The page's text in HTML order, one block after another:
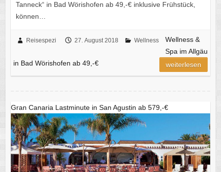
Tanneck“ in Bad Wörishofen ab 49,-€ inklusive Frühstück,
können…
Reisespezi 27. August 2018 Wellness
Wellness &
Spa im Allgäu
in Bad Wörishofen ab 49,-€
weiterlesen
Gran Canaria Lastminute in San Agustin ab 579,-€